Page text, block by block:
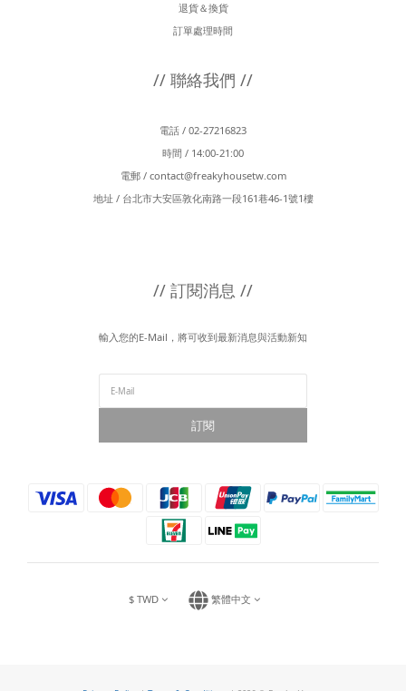
退貨＆換貨
訂單處理時間
// 聯絡我們 //
電話 / 02-27216823
時間 / 14:00-21:00
電郵 / contact@freakyhousetw.com
地址 / 台北市大安區敦化南路一段161巷46-1號1樓
// 訂閱消息 //
輸入您的E-Mail，將可收到最新消息與活動新知
訂閱
$ TWD 繁體中文